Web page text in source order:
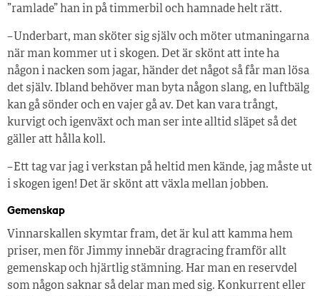
”ramlade” han in på timmerbil och hamnade helt rätt.
– Underbart, man sköter sig själv och möter utmaningarna
när man kommer ut i skogen. Det är skönt att inte ha
någon i nacken som jagar, händer det något så får man lösa
det själv. Ibland behöver man byta någon slang, en luftbälg
kan gå sönder och en vajer gå av. Det kan vara trångt,
kurvigt och igenväxt och man ser inte alltid släpet så det
gäller att hålla koll.
– Ett tag var jag i verkstan på heltid men kände, jag måste ut
i skogen igen! Det är skönt att växla mellan jobben.
Gemenskap
Vinnarskallen skymtar fram, det är kul att kamma hem
priser, men för Jimmy innebär dragracing framför allt
gemenskap och hjärtlig stämning. Har man en reservdel
som någon saknar så delar man med sig. Konkurrent eller